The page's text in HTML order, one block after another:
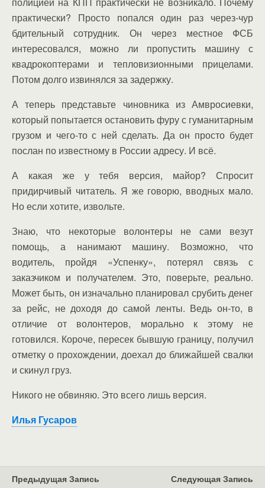
практически? Просто попался один раз через-чур
бдительный сотрудник. Он через местное ФСБ
интересовался, можно ли пропустить машину с
квадрокоптерами и тепловизионными прицелами.
Потом долго извинялся за задержку.
А теперь представьте чиновника из Амвросиевки,
который попытается остановить фуру с гуманитарным
грузом и чего-то с ней сделать. Да он просто будет
послан по известному в России адресу. И всё.
А какая же у тебя версия, майор? Спросит
придирчивый читатель. Я же говорю, вводных мало.
Но если хотите, извольте.
Знаю, что некоторые волонтеры не сами везут
помощь, а нанимают машину. Возможно, что
водитель, пройдя «Успенку», потерял связь с
заказчиком и получателем. Это, поверьте, реально.
Может быть, он изначально планировал срубить денег
за рейс, не доходя до самой ленты. Ведь он-то, в
отличие от волонтеров, морально к этому не
готовился. Короче, пересек бывшую границу, получил
отметку о прохождении, доехал до ближайшей свалки
и скинул груз.
Никого не обвиняю. Это всего лишь версия.
Илья Гусаров
Предыдущая Запись Следующая Запись